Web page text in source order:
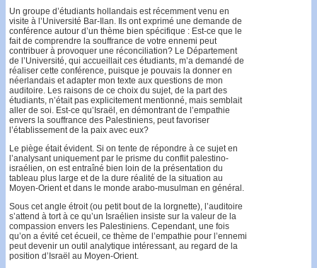
Un groupe d’étudiants hollandais est récemment venu en
visite à l’Université Bar-Ilan. Ils ont exprimé une demande de
conférence autour d’un thème bien spécifique : Est-ce que le
fait de comprendre la souffrance de votre ennemi peut
contribuer à provoquer une réconciliation? Le Département
de l’Université, qui accueillait ces étudiants, m’a demandé de
réaliser cette conférence, puisque je pouvais la donner en
néerlandais et adapter mon texte aux questions de mon
auditoire. Les raisons de ce choix du sujet, de la part des
étudiants, n’était pas explicitement mentionné, mais semblait
aller de soi. Est-ce qu’Israël, en démontrant de l’empathie
envers la souffrance des Palestiniens, peut favoriser
l’établissement de la paix avec eux?
Le piège était évident. Si on tente de répondre à ce sujet en
l’analysant uniquement par le prisme du conflit palestino-
israélien, on est entraîné bien loin de la présentation du
tableau plus large et de la dure réalité de la situation au
Moyen-Orient et dans le monde arabo-musulman en général.
Sous cet angle étroit (ou petit bout de la lorgnette), l’auditoire
s’attend à tort à ce qu’un Israélien insiste sur la valeur de la
compassion envers les Palestiniens. Cependant, une fois
qu’on a évité cet écueil, ce thème de l’empathie pour l’ennemi
peut devenir un outil analytique intéressant, au regard de la
position d’Israël au Moyen-Orient.